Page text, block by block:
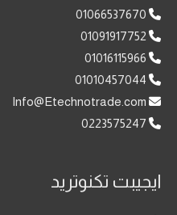
01066537670
01091917752
01016115966
01010457044
0223575247
ايجيبت تكنوتريد